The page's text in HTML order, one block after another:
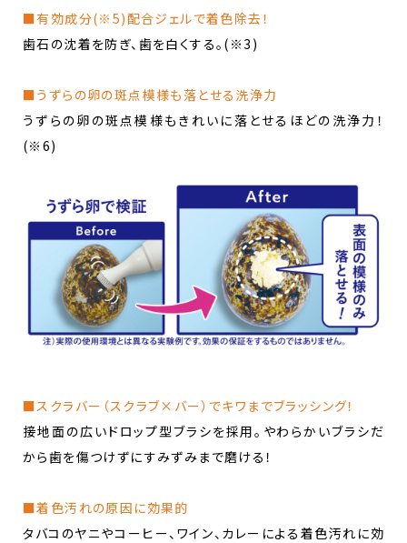
■有効成分(※5)配合ジェルで着色除去！
歯石の沈着を防ぎ、歯を白くする。(※3) ​
■うずらの卵の斑点模様も落とせる洗浄力
うずらの卵の斑点模様もきれいに落とせるほどの洗浄力！
(※6)
■スクラバー（スクラブ×バー）でキワまでブラッシング！
接地面の広いドロップ型ブラシを採用。​やわらかいブラシだ
から歯を傷つけずにすみずみまで磨ける！​
■着色汚れの原因に効果的​
タバコのヤニやコーヒー、ワイン、カレーによる​着色汚れに効